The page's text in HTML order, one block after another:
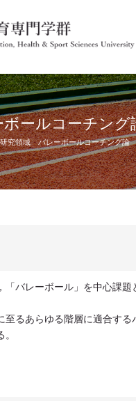
ールコーチング
究領域 バレーボールコーチング論
バレーボール」を中心課
るあらゆる階層に適合す